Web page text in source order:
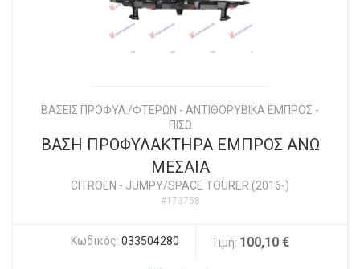
ΒΑΣΕΙΣ ΠΡΟΦΥΛ./ΦΤΕΡΩΝ - ΑΝΤΙΘΟΡΥΒΙΚΑ ΕΜΠΡΟΣ -
ΠΙΣΩ
ΒΑΣΗ ΠΡΟΦΥΛΑΚΤΗΡΑ ΕΜΠΡΟΣ ΑΝΩ
ΜΕΣΑΙΑ
CITROEN - JUMPY/SPACE TOURER (2016-)
#173758
Κωδικός: 033504280 Τιμή: 100,10 €